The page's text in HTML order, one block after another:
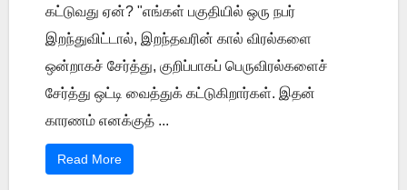
கட்டுவது ஏன்? "எங்கள் பகுதியில் ஒரு நபர்
இறந்துவிட்டால், இறந்தவரின் கால் விரல்களை
ஒன்றாகச் சேர்த்து, குறிப்பாகப் பெருவிரல்களைச்
சேர்த்து ஒட்டி வைத்துக் கட்டுகிறார்கள். இதன்
காரணம் எனக்குத் ...
Read More